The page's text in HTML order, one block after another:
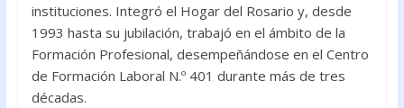
instituciones. Integró el Hogar del Rosario y, desde
1993 hasta su jubilación, trabajó en el ámbito de la
Formación Profesional, desempeñándose en el Centro
de Formación Laboral N.º 401 durante más de tres
décadas.